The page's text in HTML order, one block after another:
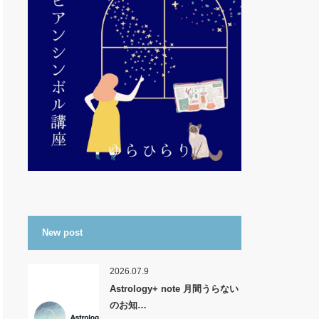
New post
2026.07.9
Astrology+ note 月間うらない
のお知…